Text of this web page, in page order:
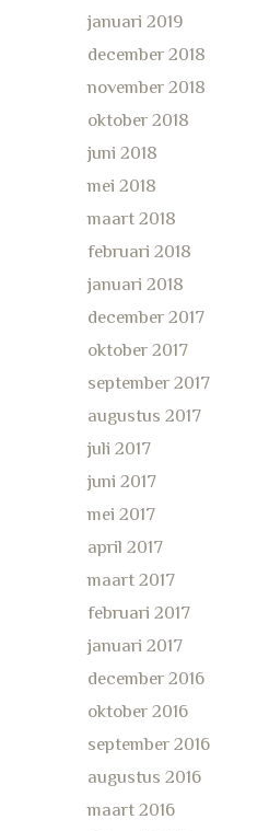
januari 2019
december 2018
november 2018
oktober 2018
juni 2018
mei 2018
maart 2018
februari 2018
januari 2018
december 2017
oktober 2017
september 2017
augustus 2017
juli 2017
juni 2017
mei 2017
april 2017
maart 2017
februari 2017
januari 2017
december 2016
oktober 2016
september 2016
augustus 2016
maart 2016